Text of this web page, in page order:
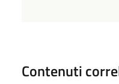
Contenuti